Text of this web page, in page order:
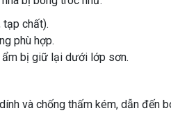
tạp chất).
phù hợp.
ẩm bị giữ lại dưới lớp sơn.
và chống thấm kém, dẫn đến